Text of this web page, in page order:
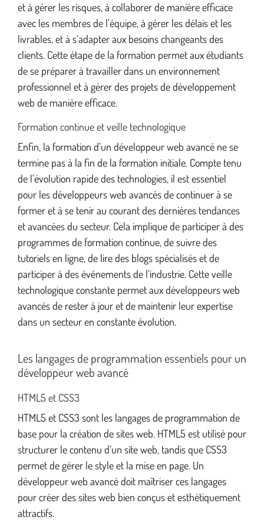
et à gérer les risques, à collaborer de manière efficace
avec les membres de l’équipe, à gérer les délais et les
livrables, et à s’adapter aux besoins changeants des
clients. Cette étape de la formation permet aux étudiants
de se préparer à travailler dans un environnement
professionnel et à gérer des projets de développement
web de manière efficace.
Formation continue et veille technologique
Enfin, la formation d’un développeur web avancé ne se
termine pas à la fin de la formation initiale. Compte tenu
de l’évolution rapide des technologies, il est essentiel
pour les développeurs web avancés de continuer à se
former et à se tenir au courant des dernières tendances
et avancées du secteur. Cela implique de participer à des
programmes de formation continue, de suivre des
tutoriels en ligne, de lire des blogs spécialisés et de
participer à des événements de l’industrie. Cette veille
technologique constante permet aux développeurs web
avancés de rester à jour et de maintenir leur expertise
dans un secteur en constante évolution.
Les langages de programmation essentiels pour un
développeur web avancé
HTML5 et CSS3
HTML5 et CSS3 sont les langages de programmation de
base pour la création de sites web. HTML5 est utilisé pour
structurer le contenu d’un site web, tandis que CSS3
permet de gérer le style et la mise en page. Un
développeur web avancé doit maîtriser ces langages
pour créer des sites web bien conçus et esthétiquement
attractifs.